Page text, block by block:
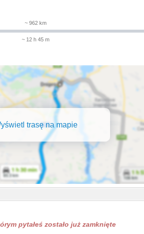
~ 962 km
~ 12 h 45 m
trasę na mapie
pytałeś zostało już zamknięte